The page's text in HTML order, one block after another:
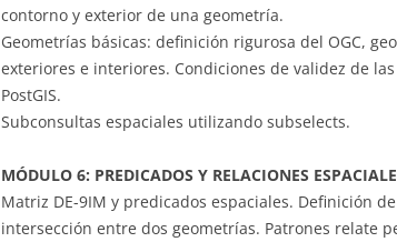
contorno y exterior de una geometría.
Geometrías básicas: definición rigurosa del OGC,
exteriores e interiores. Condiciones de validez de
PostGIS.
Subconsultas espaciales utilizando subselects.
MÓDULO 6: PREDICADOS Y RELACIONES
Matriz DE-9IM y predicados espaciales. Definición
intersección entre dos geometrías. Patrones relate